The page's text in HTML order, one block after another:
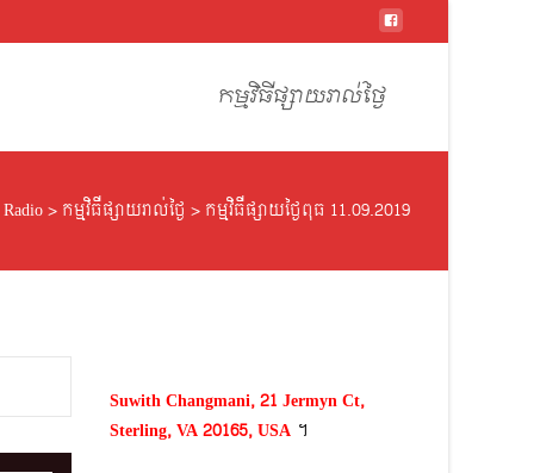
content
កម្មវិធីផ្សាយរាល់ថ្ងៃ
> កម្មវិធីផ្សាយរាល់ថ្ងៃ > កម្មវិធីផ្សាយថ្ងៃពុធ 11.09.2019
Suwith Changmani, 21 Jermyn Ct,
Sterling, VA 20165, USA ។​